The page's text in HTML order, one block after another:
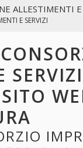
ALLESTIMENTI
E SERVIZI